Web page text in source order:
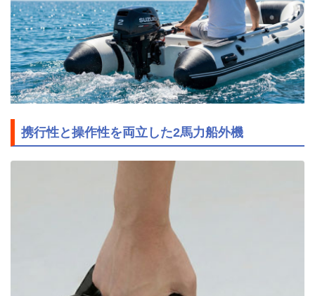
携行性と操作性を両立した2馬力船外機